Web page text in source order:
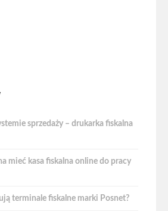
sprzedaży – drukarka fiskalna
mieć kasa fiskalna online do pracy
terminale fiskalne marki Posnet?